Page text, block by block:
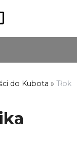
do Kubota » Tłok